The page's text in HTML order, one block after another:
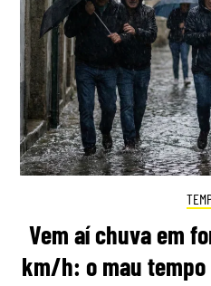
Vem aí chuva em
km/h: o mau tempo